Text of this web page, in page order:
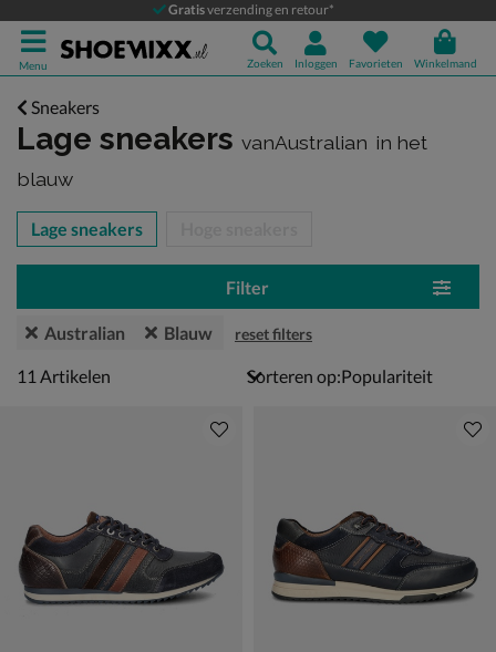
Gratisverzending en retour*
Menu Zoeken Inloggen Favorieten Winkelmand
Sneakers
Lage sneakers vanAustralian in het
blauw
over
Lage sneakers
Filter
Australian Blauw reset filters
11 artikelen
11 Artikelen Sorteren op: